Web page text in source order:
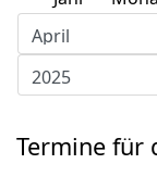
Termine für